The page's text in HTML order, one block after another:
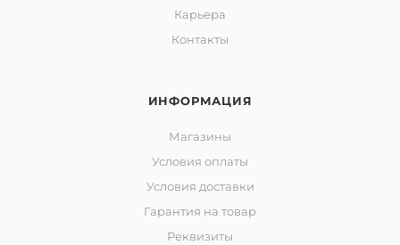
Карьера
Контакты
ИНФОРМАЦИЯ
Магазины
Условия оплаты
Условия доставки
Гарантия на товар
Реквизиты